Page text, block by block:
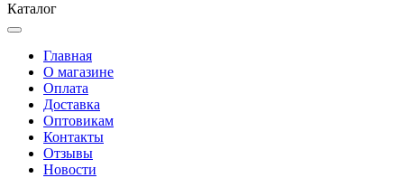
Каталог
Главная
О магазине
Оплата
Доставка
Оптовикам
Контакты
Отзывы
Новости